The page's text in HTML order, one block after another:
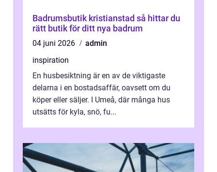
Badrumsbutik kristianstad så hittar du
rätt butik för ditt nya badrum
04 juni 2026
admin
inspiration
En husbesiktning är en av de viktigaste
delarna i en bostadsaffär, oavsett om du
köper eller säljer. I Umeå, där många hus
utsätts för kyla, snö, fu...